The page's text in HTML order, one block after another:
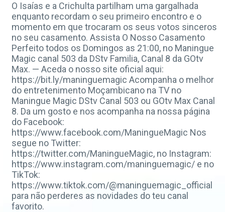
O Isaías e a Crichulta partilham uma gargalhada
enquanto recordam o seu primeiro encontro e o
momento em que trocaram os seus votos sinceros
no seu casamento. Assista O Nosso Casamento
Perfeito todos os Domingos as 21:00, no Maningue
Magic canal 503 da DStv Familia, Canal 8 da GOtv
Max. — Aceda o nosso site oficial aqui:
https://bit.ly/maninguemagic Acompanha o melhor
do entretenimento Moçambicano na TV no
Maningue Magic DStv Canal 503 ou GOtv Max Canal
8. Da um gosto e nos acompanha na nossa página
do Facebook:
https://www.facebook.com/ManingueMagic Nos
segue no Twitter:
https://twitter.com/ManingueMagic, no Instagram:
https://www.instagram.com/maninguemagic/ e no
TikTok:
https://www.tiktok.com/@maninguemagic_official
para não perderes as novidades do teu canal
favorito.